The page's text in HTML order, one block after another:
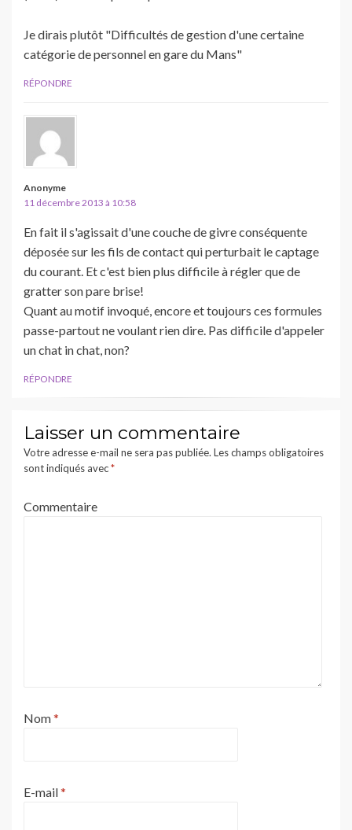
Je dirais plutôt "Difficultés de gestion d'une certaine
catégorie de personnel en gare du Mans"
RÉPONDRE
Anonyme
11 décembre 2013 à 10:58
En fait il s'agissait d'une couche de givre conséquente
déposée sur les fils de contact qui perturbait le captage
du courant. Et c'est bien plus difficile à régler que de
gratter son pare brise!
Quant au motif invoqué, encore et toujours ces formules
passe-partout ne voulant rien dire. Pas difficile d'appeler
un chat in chat, non?
RÉPONDRE
Laisser un commentaire
Votre adresse e-mail ne sera pas publiée. Les champs obligatoires
sont indiqués avec*
Commentaire
Nom*
E-mail*